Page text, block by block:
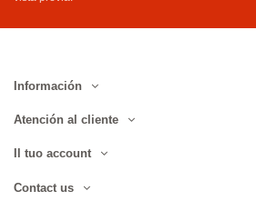
Información
Atención al cliente
Il tuo account
Contact us